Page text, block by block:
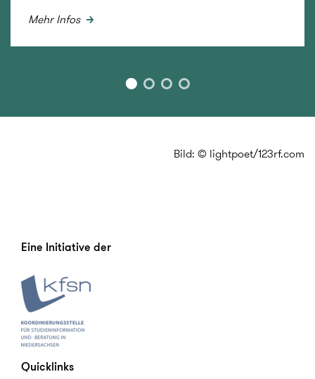
Mehr Infos
Bild: © lightpoet/123rf.com
Eine Initiative der
Quicklinks